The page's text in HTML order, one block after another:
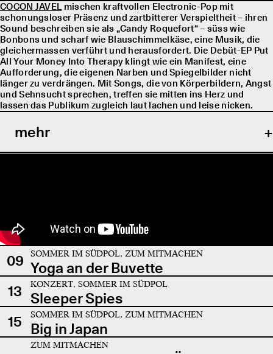
COCON JAVELmischen kraftvollen Electronic-Pop mit
schonungsloser Präsenz und zartbitterer Verspieltheit – ihren
Sound beschreiben sie als „Candy Roquefort“ – süss wie
Bonbons und scharf wie Blauschimmelkäse, eine Musik, die
gleichermassen verführt und herausfordert. Die Debüt-EP Put
All Your Money Into Therapy klingt wie ein Manifest, eine
Aufforderung, die eigenen Narben und Spiegelbilder nicht
länger zu verdrängen. Mit Songs, die von Körperbildern, Angst
und Sehnsucht sprechen, treffen sie mitten ins Herz und
lassen das Publikum zugleich laut lachen und leise nicken.
mehr
09 SOMMER IM SÜDPOL, ZUM MITMACHEN
Yoga an der Buvette
13
KONZERT, SOMMER IM SÜDPOL
Sleeper Spies
15
SOMMER IM SÜDPOL, ZUM MITMACHEN
Big in Japan
ZUM MITMACHEN